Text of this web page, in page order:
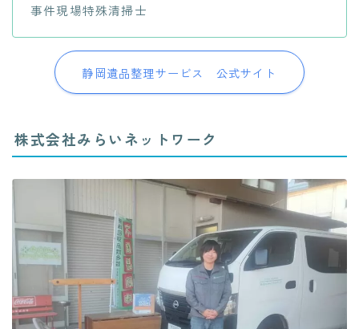
事件現場特殊清掃士
静岡遺品整理サービス 公式サイト
株式会社みらいネットワーク